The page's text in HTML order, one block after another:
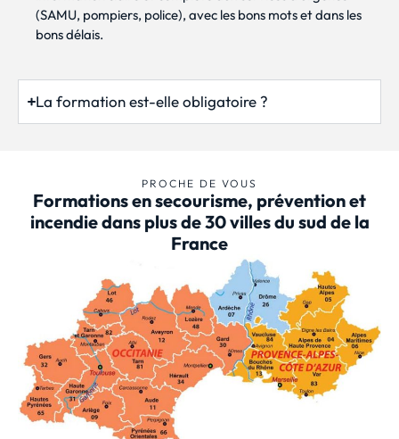
(SAMU, pompiers, police), avec les bons mots et dans les
bons délais.
La formation est-elle obligatoire ?
PROCHE DE VOUS
Formations en secourisme, prévention et
incendie dans plus de 30 villes du sud de la
France